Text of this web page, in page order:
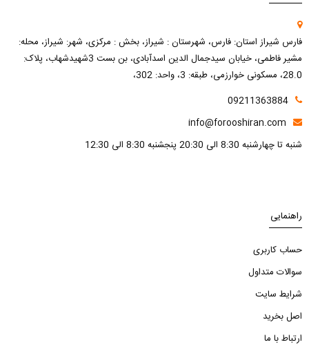
فارس شیراز استان: فارس، شهرستان : شیراز، بخش : مرکزی، شهر: شیراز، محله:
مشیر فاطمی، خیابان سیدجمال الدین اسدآبادی، بن بست 3شهیدشهاب، پلاک:
28.0، مسکونی خوارزمی، طبقه: 3، واحد: 302،
09211363884
info@forooshiran.com
شنبه تا چهارشنبه 8:30 الی 20:30 پنجشنبه 8:30 الی 12:30
راهنمایی
حساب کاربری
سوالات متداول
شرایط سایت
اصل بخرید
ارتباط با ما